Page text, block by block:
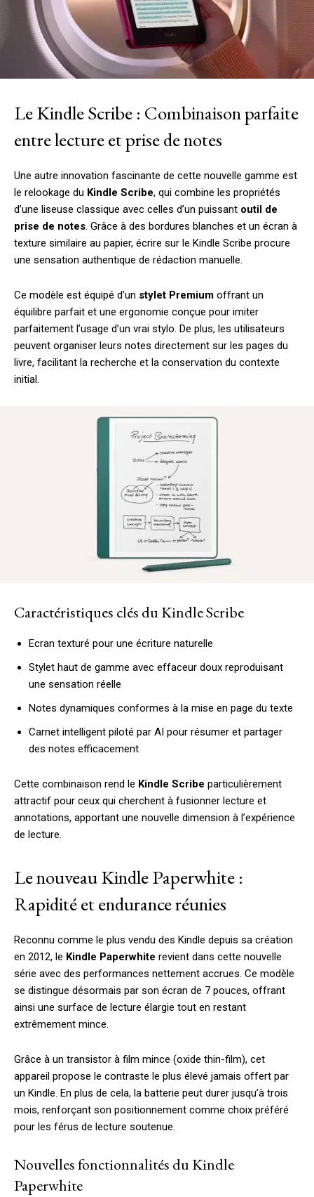
Le Kindle Scribe : Combinaison parfaite
entre lecture et prise de notes
Une autre innovation fascinante de cette nouvelle gamme est
le relookage du Kindle Scribe, qui combine les propriétés
d’une liseuse classique avec celles d’un puissant outil de
prise de notes. Grâce à des bordures blanches et un écran à
texture similaire au papier, écrire sur le Kindle Scribe procure
une sensation authentique de rédaction manuelle.
Ce modèle est équipé d’un stylet Premium offrant un
équilibre parfait et une ergonomie conçue pour imiter
parfaitement l’usage d’un vrai stylo. De plus, les utilisateurs
peuvent organiser leurs notes directement sur les pages du
livre, facilitant la recherche et la conservation du contexte
initial.
Caractéristiques clés du Kindle Scribe
Ecran texturé pour une écriture naturelle
Stylet haut de gamme avec effaceur doux reproduisant
une sensation réelle
Notes dynamiques conformes à la mise en page du texte
Carnet intelligent piloté par AI pour résumer et partager
des notes efficacement
Cette combinaison rend le Kindle Scribe particulièrement
attractif pour ceux qui cherchent à fusionner lecture et
annotations, apportant une nouvelle dimension à l’expérience
de lecture.
Le nouveau Kindle Paperwhite :
Rapidité et endurance réunies
Reconnu comme le plus vendu des Kindle depuis sa création
en 2012, le Kindle Paperwhite revient dans cette nouvelle
série avec des performances nettement accrues. Ce modèle
se distingue désormais par son écran de 7 pouces, offrant
ainsi une surface de lecture élargie tout en restant
extrêmement mince.
Grâce à un transistor à film mince (oxide thin-film), cet
appareil propose le contraste le plus élevé jamais offert par
un Kindle. En plus de cela, la batterie peut durer jusqu’à trois
mois, renforçant son positionnement comme choix préféré
pour les férus de lecture soutenue.
Nouvelles fonctionnalités du Kindle
Paperwhite